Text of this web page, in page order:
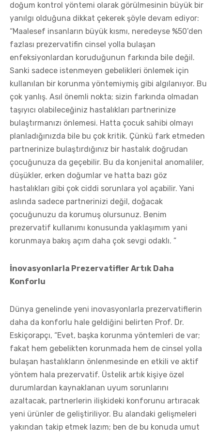
doğum kontrol yöntemi olarak görülmesinin büyük bir
yanılgı olduğuna dikkat çekerek şöyle devam ediyor:
“Maalesef insanların büyük kısmı, neredeyse %50’den
fazlası prezervatifin cinsel yolla bulaşan
enfeksiyonlardan koruduğunun farkında bile değil.
Sanki sadece istenmeyen gebelikleri önlemek için
kullanılan bir korunma yöntemiymiş gibi algılanıyor. Bu
çok yanlış. Asıl önemli nokta; sizin farkında olmadan
taşıyıcı olabileceğiniz hastalıkları partnerinize
bulaştırmanızı önlemesi. Hatta çocuk sahibi olmayı
planladığınızda bile bu çok kritik. Çünkü fark etmeden
partnerinize bulaştırdığınız bir hastalık doğrudan
çocuğunuza da geçebilir. Bu da konjenital anomaliler,
düşükler, erken doğumlar ve hatta bazı göz
hastalıkları gibi çok ciddi sorunlara yol açabilir. Yani
aslında sadece partnerinizi değil, doğacak
çocuğunuzu da korumuş olursunuz. Benim
prezervatif kullanımı konusunda yaklaşımım yani
korunmaya bakış açım daha çok sevgi odaklı. ”
İnovasyonlarla Prezervatifler Artık Daha
Konforlu
Dünya genelinde yeni inovasyonlarla prezervatiflerin
daha da konforlu hale geldiğini belirten Prof. Dr.
Eskiçorapçı, “Evet, başka korunma yöntemleri de var;
fakat hem gebelikten korunmada hem de cinsel yolla
bulaşan hastalıkların önlenmesinde en etkili ve aktif
yöntem hala prezervatif. Üstelik artık kişiye özel
durumlardan kaynaklanan uyum sorunlarını
azaltacak, partnerlerin ilişkideki konforunu artıracak
yeni ürünler de geliştiriliyor. Bu alandaki gelişmeleri
yakından takip etmek lazım; ben de bu konuda umut